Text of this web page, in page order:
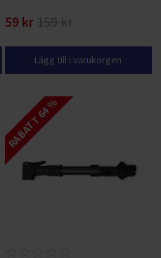
59 kr159 kr
Lägg till i varukorgen
RABATT 64 %